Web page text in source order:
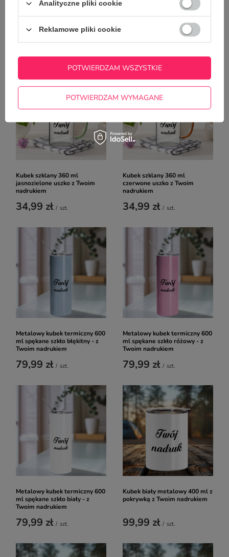
Kubek szklany 360 ml różowe
uszko z Twoim nadrukiem
Kubek szklany 360 ml żółte
uszko z Twoim nadrukiem
Kubek szklany 360 ml
jasnozielone uszko z Twoim
nadrukiem
34,99 zł / szt.
Kubek szklany 360 ml
czerwone uszko z Twoim
nadrukiem
34,99 zł / szt.
Metalowy kubek termiczny 600
ml spękane szkło błękitny - z
Twoim nadrukiem
79,99 zł / szt.
Metalowy kubek termiczny 600
ml spękane szkło różowy - z
Twoim nadrukiem
79,99 zł / szt.
Metalowy kubek termiczny 600
ml spękane szkło biały - z
Twoim nadrukiem
79,99 zł / szt.
Kubek biały metalowy 400 ml z
pokrywką z Twoim nadrukiem
99,99 zł / szt.
Analityczne pliki cookie
Reklamowe pliki cookie
POTWIERDZAM WYMAGANE
POTWIERDZAM WSZYSTKIE